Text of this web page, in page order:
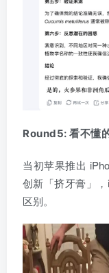
Round5: 看不懂
当初苹果推出
创新「挤牙膏」
区别。